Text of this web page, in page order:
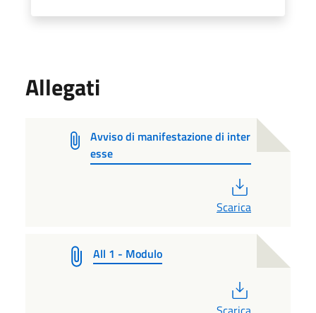
Allegati
Avviso di manifestazione di inter
esse
Scarica
All 1 - Modulo